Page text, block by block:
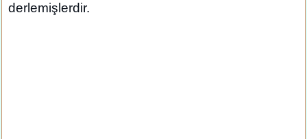
derlemişlerdir.